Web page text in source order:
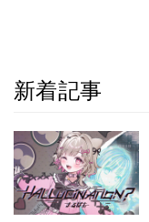
新着記事